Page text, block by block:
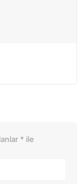
* ile